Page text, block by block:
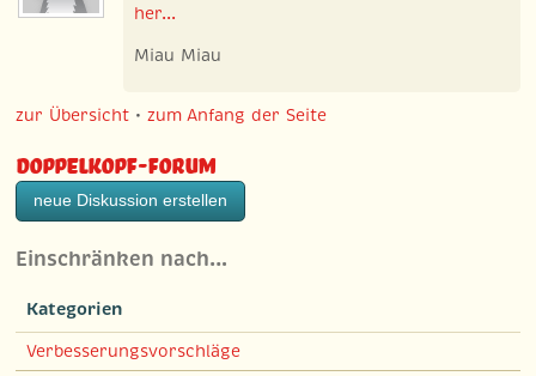
her...
Miau Miau
zur Übersicht •zum Anfang der Seite
Doppelkopf-Forum
neue Diskussion erstellen
Einschränken nach…
Kategorien
Verbesserungsvorschläge